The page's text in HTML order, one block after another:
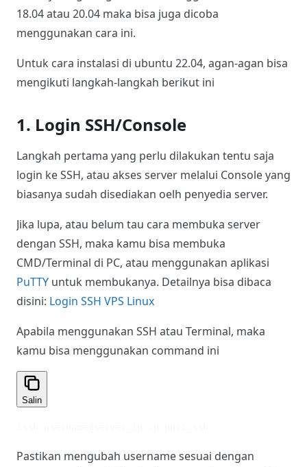
18.04 atau 20.04 maka bisa juga dicoba
menggunakan cara ini.
Untuk cara instalasi di ubuntu 22.04, agan-agan bisa
mengikuti langkah-langkah berikut ini
1. Login SSH/Console
Langkah pertama yang perlu dilakukan tentu saja
login ke SSH, atau akses server melalui Console yang
biasanya sudah disediakan oelh penyedia server.
Jika lupa, atau belum tau cara membuka server
dengan SSH, maka kamu bisa membuka
CMD/Terminal di PC, atau menggunakan aplikasi
PuTTY untuk membukanya. Detailnya bisa dibaca
disini: Login SSH VPS Linux
Apabila menggunakan SSH atau Terminal, maka
kamu bisa menggunakan command ini
Salin
Pastikan mengubah username sesuai dengan